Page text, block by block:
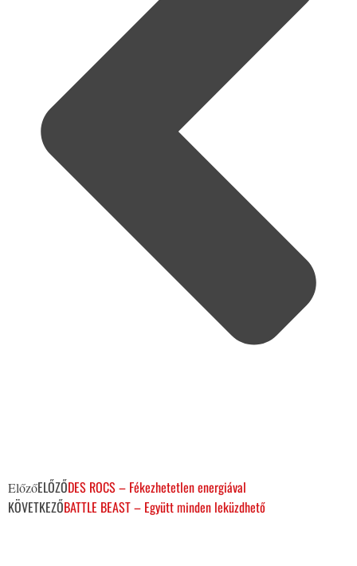
ElőzőELŐZŐDES ROCS – Fékezhetetlen energiával
KÖVETKEZŐBATTLE BEAST – Együtt minden leküzdhető